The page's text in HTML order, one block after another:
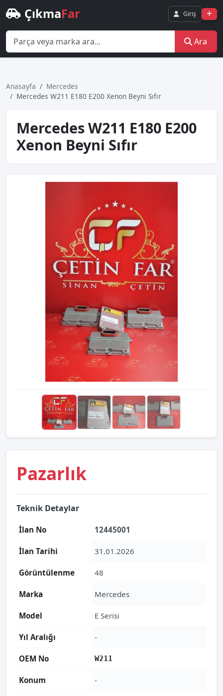
ÇıkmaFar Giriş
Ara
Anasayfa
Mercedes
Mercedes W211 E180 E200 Xenon Beyni Sıfır
Mercedes W211 E180 E200
Xenon Beyni Sıfır
Pazarlık
Teknik Detaylar
İlan No 12445001
İlan Tarihi 31.01.2026
Görüntülenme 48
Marka Mercedes
Model E Serisi
Yıl Aralığı -
OEM No W211
Konum -